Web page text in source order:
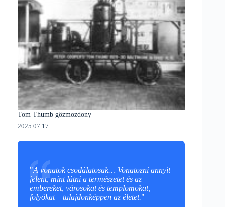
Tom Thumb gőzmozdony
2025.07.17.
"A vonatok csodálatosak… Vonatozni annyit
jelent, mint látni a természetet és az
embereket, városokat és templomokat,
folyókat – tulajdonképpen az életet."